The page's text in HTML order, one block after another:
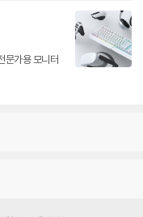
문가용 모니터